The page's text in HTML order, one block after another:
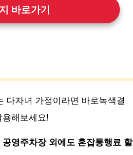
바로가기
다자녀 가정이라면 바로녹색결
해보세요!
공영주차장 외에도 혼잡통행료 할